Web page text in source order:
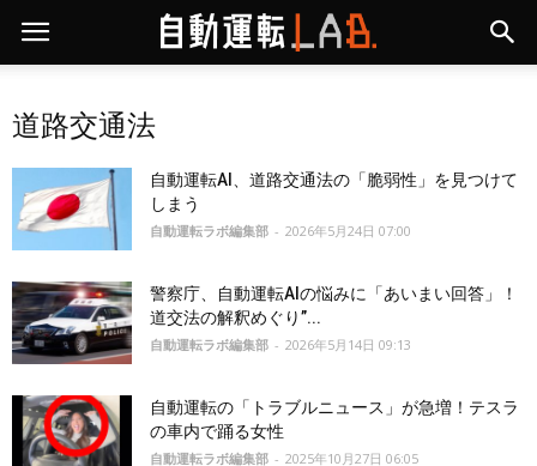
道路交通法
自動運転AI、道路交通法の「脆弱性」を見つけて
しまう
自動運転ラボ編集部 - 2026年5月24日 07:00
警察庁、自動運転AIの悩みに「あいまい回答」！
道交法の解釈めぐり”...
自動運転ラボ編集部 - 2026年5月14日 09:13
自動運転の「トラブルニュース」が急増！テスラ
の車内で踊る女性
自動運転ラボ編集部 - 2025年10月27日 06:05